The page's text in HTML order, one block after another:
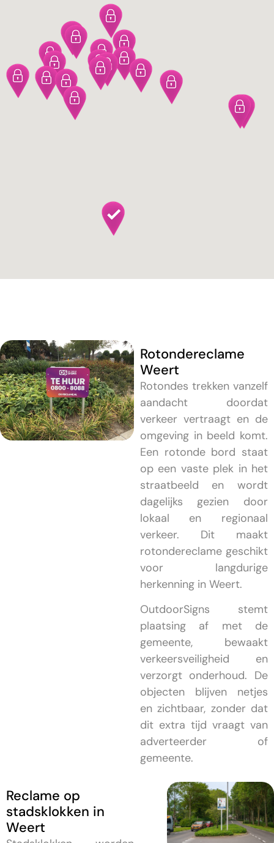
Rotondereclame
Weert
Rotondes trekken vanzelf
aandacht doordat
verkeer vertraagt en de
omgeving in beeld komt.
Een rotonde bord staat
op een vaste plek in het
straatbeeld en wordt
dagelijks gezien door
lokaal en regionaal
verkeer. Dit maakt
rotondereclame geschikt
voor langdurige
herkenning in Weert.
OutdoorSigns stemt
plaatsing af met de
gemeente, bewaakt
verkeersveiligheid en
verzorgt onderhoud. De
objecten blijven netjes
en zichtbaar, zonder dat
dit extra tijd vraagt van
adverteerder of
gemeente.
Reclame op
stadsklokken in
Weert